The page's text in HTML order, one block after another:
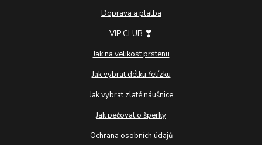
Doprava a platba
VIP CLUB ❣
Jak na velikost prstenu
Jak vybrat délku řetízku
Jak vybrat zlaté náušnice
Jak pečovat o šperky
Ochrana osobních údajů